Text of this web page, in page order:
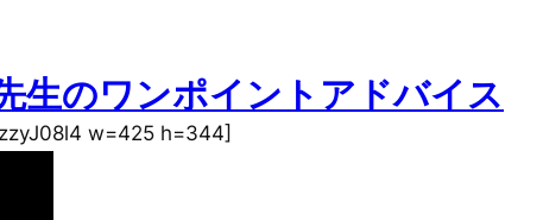
生のワンポイントアドバイス
w=425 h=344]